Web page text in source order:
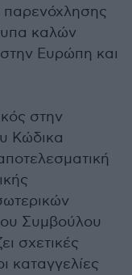
παρενόχλησης
καλών
Ευρώπη και
στην
Κώδικα
Συμβούλου
σχετικές
καταγγελίες